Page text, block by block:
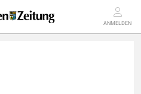
ANMELDEN